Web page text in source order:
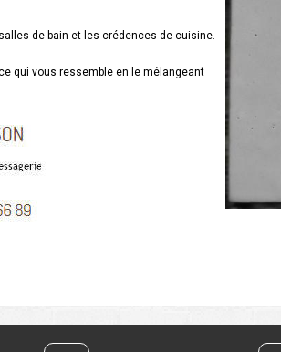
de bain et les crédences de cuisine.
qui vous ressemble en le mélangeant